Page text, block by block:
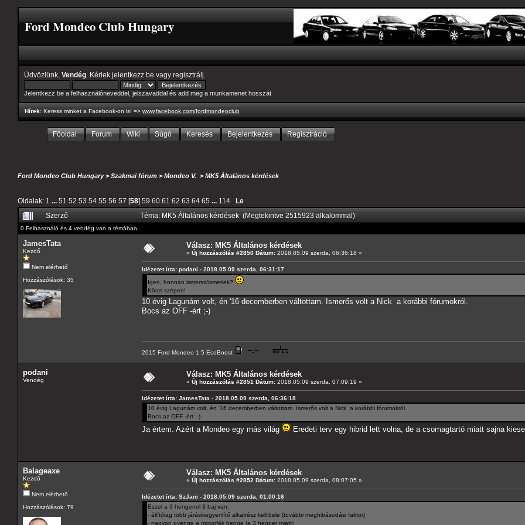
Ford Mondeo Club Hungary
Üdvözlünk, Vendég . Kérlek jelentkezz be vagy regisztrálj
Jelentkezz be a felhasználóneveddel, jelszavaddal és add meg a munkamenet hosszát
Hírek: Keress minket a Facebook-on is! => www.facebook.com/fordmondeoclub
Főoldal Forum Wiki Súgó Keresés Bejelentkezés Regisztráció
Ford Mondeo Club Hungary>Szakmai fórum >Mondeo V. >MK5 Általános kérdések
Oldalak: 1 ... 51 52 53 54 55 56 57 [58] 59 60 61 62 63 64 65 ... 114 Le
Szerző Téma: MK5 Általános kérdések (Megtekintve 2515923 alkalommal)
0 Felhasználó és 4 vendég van a témában
JamesTata
Kezdő
Nem elérhető
Hozzászólások: 35
Válasz: MK5 Általános kérdések
« Új hozzászólás #2850 Dátum: 2018.05.09 szerda, 06:36:18 »
Idézetet írta: podani - 2018.05.09 szerda, 06:31:17
Igen, honnan ismersz/ismerlek?
Köszi szépen!
10 évig Lagunám volt, én '16 decemberben váltottam. Ismerős volt a Nick a korábbi fórumokról.
Bocs az OFF -ért ;-)
2015 Ford Mondeo 1.5 EcoBoost
podani
Vendég
Válasz: MK5 Általános kérdések
« Új hozzászólás #2851 Dátum: 2018.05.09 szerda, 07:09:19 »
Idézetet írta: JamesTata - 2018.05.09 szerda, 06:36:18
10 évig Lagunám volt, én '16 decemberben váltottam. Ismerős volt a Nick a korábbi fórumokról.
Bocs az OFF -ért ;-)
Ja értem. Azért a Mondeo egy más világ Eredeti terv egy hibrid lett volna, de a csomagtartó miatt sajna
Balageaxe
Kezdő
Nem elérhető
Hozzászólások: 79
Válasz: MK5 Általános kérdések
« Új hozzászólás #2852 Dátum: 2018.05.09 szerda, 08:07:05 »
Idézetet írta: SzJani - 2018.05.09 szerda, 01:00:16
Ezzel a 3 hengerrel 3 baj van:
- állítólag több járáskiegyenlítő alkatrész kell bele (további meghibásodási faktor)
- nagyon gyenge a motorfék benne (a 3 henger miatt)